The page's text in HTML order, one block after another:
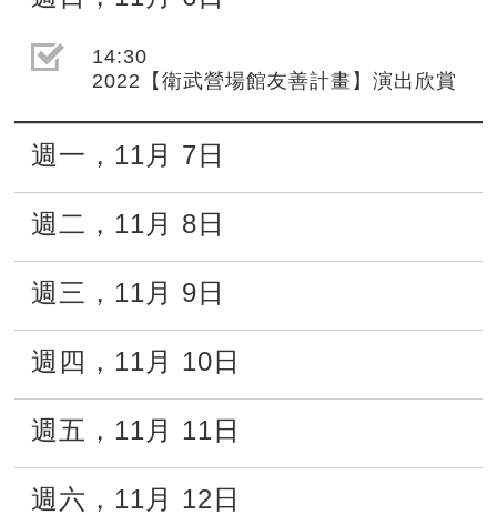
選取節目(未勾選)
14:30
2022【衛武營場館友善計畫】演出欣賞
週一 ， 11月 7日
週二 ， 11月 8日
週三 ， 11月 9日
週四 ， 11月 10日
週五 ， 11月 11日
週六 ， 11月 12日